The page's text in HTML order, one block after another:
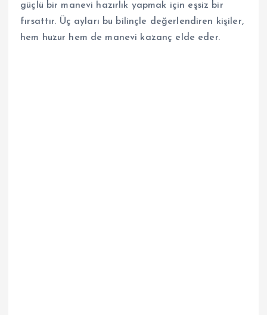
güçlü bir manevi hazırlık yapmak için eşsiz bir
fırsattır. Üç ayları bu bilinçle değerlendiren kişiler,
hem huzur hem de manevi kazanç elde eder.